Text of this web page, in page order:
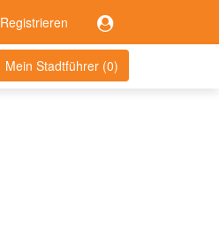
Registrieren
Mein Stadtführer (0)